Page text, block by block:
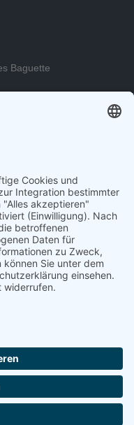
Baguette
samt Saft auf einem
zu den Sardinen
einen Schuss bestes
und auf ge-
anderen Weißbrot - )
2